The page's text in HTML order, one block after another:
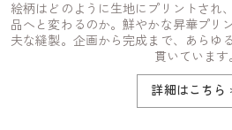
絵柄はどのように生地にプリントされ
品へと変わるのか。鮮やかな昇華プリ
夫な縫製。企画から完成まで、あらゆ
貫いています
詳細はこちら